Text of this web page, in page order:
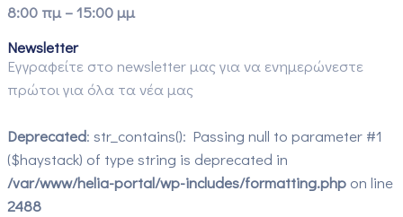
8:00 πμ – 15:00 μμ
Newsletter
Εγγραφείτε στο newsletter μας για να ενημερώνεστε
πρώτοι για όλα τα νέα μας
Deprecated: str_contains(): Passing null to parameter #1
($haystack) of type string is deprecated in
/var/www/helia-portal/wp-includes/formatting.php on line
2488